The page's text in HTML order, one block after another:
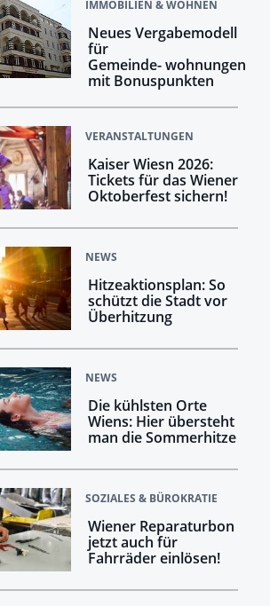
IMMOBILIEN & WOHNEN
Neues Vergabemodell
für
Gemeinde- wohnungen
mit Bonuspunkten
VERANSTALTUNGEN
Kaiser Wiesn 2026:
Tickets für das Wiener
Oktoberfest sichern!
NEWS
Hitzeaktionsplan: So
schützt die Stadt vor
Überhitzung
NEWS
Die kühlsten Orte
Wiens: Hier übersteht
man die Sommerhitze
SOZIALES & BÜROKRATIE
Wiener Reparaturbon
jetzt auch für
Fahrräder einlösen!